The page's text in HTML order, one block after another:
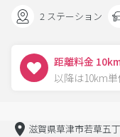
2 ステーション
距離料金
以降は10km
滋賀県草津市若草五